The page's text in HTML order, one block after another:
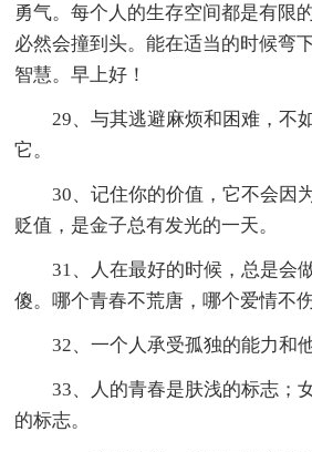
勇气。每个人的生存空间都是有限
必然会撞到头。能在适当的时候弯
智慧。早上好！
29、与其逃避麻烦和困难，不
它。
30、记住你的价值，它不会因
贬值，是金子总有发光的一天。
31、人在最好的时候，总是会
傻。哪个青春不荒唐，哪个爱情不伤
32、一个人承受孤独的能力和他
33、人的青春是肤浅的标志；
的标志。